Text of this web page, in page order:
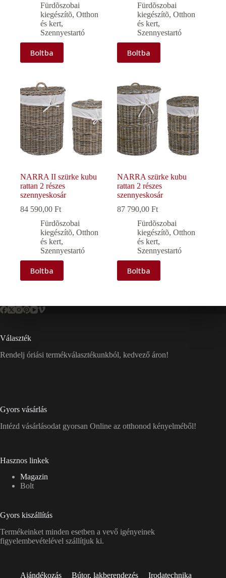
Fürdõszobai
kiegészítõ, Otthon
és kert,
Szennyestartó
Boltba
Fürdõszobai
kiegészítõ,Otthon
és kert,
Szennyestartó
Boltba
NARRA II szürke kubu
rattan 2 részes
szennyeskosár
84 590,00 Ft
Fürdõszobai
kiegészítõ, Otthon
és kert,
Szennyestartó
Boltba
NARRA szürke kubu
rattan 2 részes
szennyeskosár
87 790,00Ft
Fürdõszobai
kiegészítõ,Otthon
és kert,
Szennyestartó
Boltba
Választék
Rendelj óriási termékválasztékunkból, kedvező áron!
Gyors vásárlás
Intézd vásárlásodat gyorsan Online az otthonod kényelméből!
Hasznos linkek
Magazin
Bolt
Gyors kiszállítás
Termékeinket minden esetben a vevő igényeinek
figyelembevételével szállítjuk ki.
Ajándékozás Bútor, lakberendezés Irodatechnika